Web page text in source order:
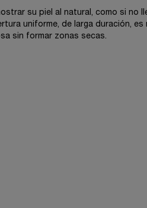
su piel al natural, como si no
uniforme, de larga duración, es
sin formar zonas secas.